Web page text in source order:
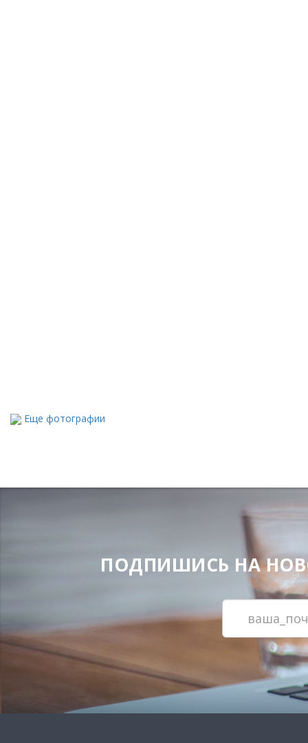
Еще фотографии
ПОДПИШИСЬ НА